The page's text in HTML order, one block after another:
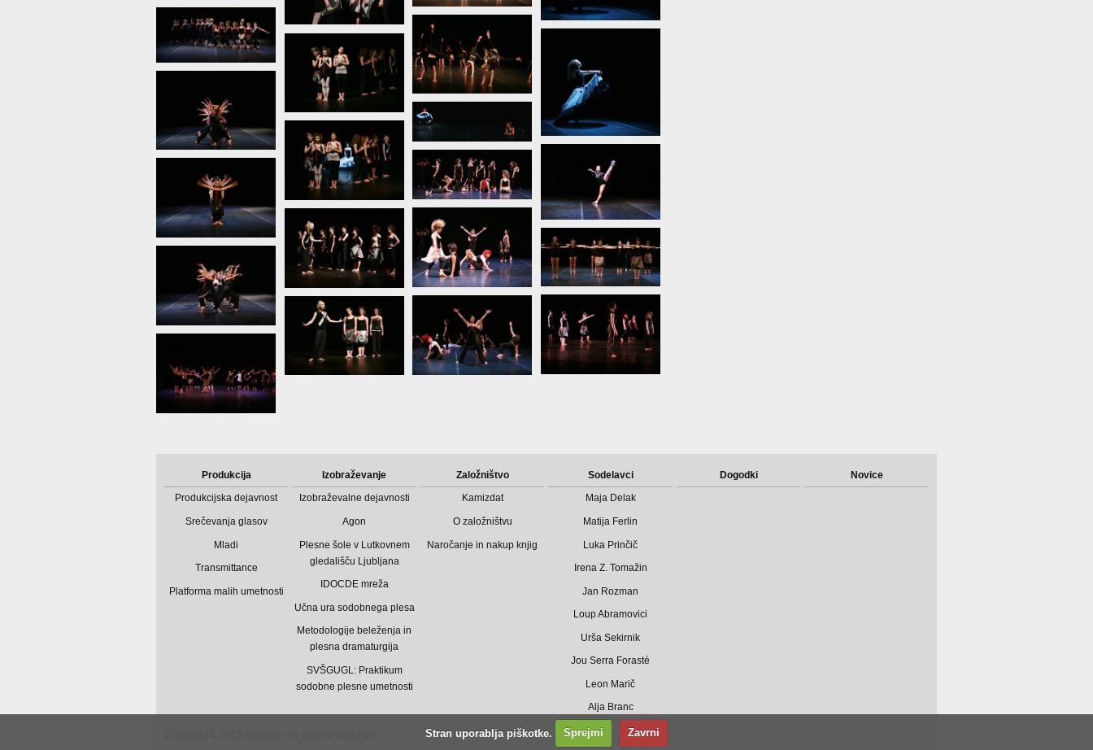
Produkcija
Produkcijska dejavnost
Srečevanja glasov
Mladi
Transmittance
Platforma malih umetnosti
Izobraževanje
Izobraževalne dejavnosti
Agon
Plesne šole v Lutkovnem
gledališču Ljubljana
IDOCDE mreža
Učna ura sodobnega plesa
Metodologije beleženja in
plesna dramaturgija
SVŠGUGL: Praktikum
sodobne plesne umetnosti
Založništvo
Kamizdat
O založništvu
Naročanje in nakup knjig
Sodelavci
Maja Delak
Matija Ferlin
Luka Prinčič
Irena Z. Tomažin
Jan Rozman
Loup Abramovici
Urša Sekirnik
Jou Serra Forasté
Leon Marič
Alja Branc
Dogodki Novice
Stran uporablja piškotke. Sprejmi Zavrni